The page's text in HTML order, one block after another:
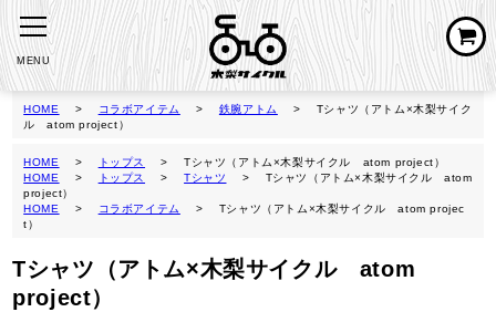
MENU
HOME コラボアイテム 鉄腕アトム
Tシャツ（アトム×木梨サイク
ル atom project）
HOME トップス
Tシャツ（アトム×木梨サイクル atom project）
HOME
トップス Tシャツ
Tシャツ（アトム×木梨サイクル atom
project）
HOME
コラボアイテム
Tシャツ（アトム×木梨サイクル atom projec
t）
Tシャツ（アトム×木梨サイクル atom
project）